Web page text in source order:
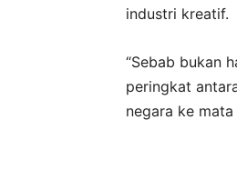
industri kreatif.
“Sebab bukan
peringkat
negara ke mata